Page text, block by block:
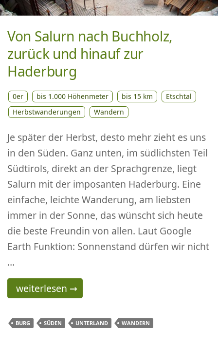
Von Salurn nach Buchholz,
zurück und hinauf zur
Haderburg
0er bis 1.000 Höhenmeter bis 15 km
Etschtal
Herbstwanderungen
Wandern
Je später der Herbst, desto mehr zieht es uns
in den Süden. Ganz unten, im südlichsten Teil
Südtirols, direkt an der Sprachgrenze, liegt
Salurn mit der imposanten Haderburg. Eine
einfache, leichte Wanderung, am liebsten
immer in der Sonne, das wünscht sich heute
die beste Freundin von allen. Laut Google
Earth Funktion: Sonnenstand dürfen wir nicht
…
Von Salurn nach Buchholz, zurück und
weiterlesen →
BURG SÜDEN UNTERLAND WANDERN